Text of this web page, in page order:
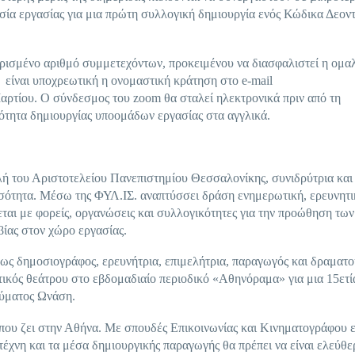
εργασίας για μια πρώτη συλλογική δημιουργία ενός Κώδικα
αριθμό συμμετεχόντων, προκειμένου να διασφαλιστεί η
υποχρεωτική η ονομαστική κράτηση στο e-mail
Ο σύνδεσμος του zoom θα σταλεί ηλεκτρονικά πριν από τη
δημιουργίας υποομάδων εργασίας στα αγγλικά.
του Αριστοτελείου Πανεπιστημίου Θεσσαλονίκης, συνιδρύτρια και
Μέσω της ΦΥΛ.ΙΣ. αναπτύσσει δράση ενημερωτική,
με φορείς, οργανώσεις και συλλογικότητες για την προώθηση των
στον χώρο εργασίας.
ως δημοσιογράφος, ερευνήτρια, επιμελήτρια, παραγωγός και
θεάτρου στο εβδομαδιαίο περιοδικό «Αθηνόραμα» για μια
Ωνάση.
ζει στην Αθήνα. Με σπουδές Επικοινωνίας και Κινηματογράφου
και τα μέσα δημιουργικής παραγωγής θα πρέπει να είναι